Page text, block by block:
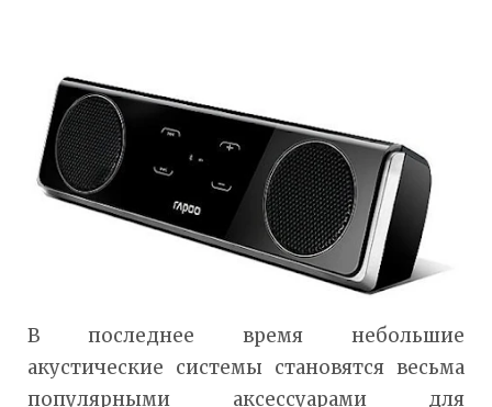
В последнее время небольшие
акустические системы становятся весьма
популярными аксессуарами для